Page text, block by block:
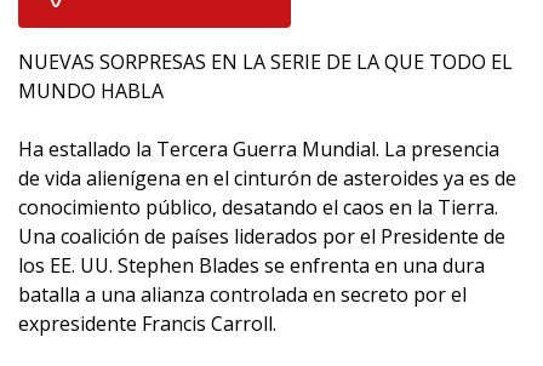
NUEVAS SORPRESAS EN LA SERIE DE LA QUE TODO EL
MUNDO HABLA
Ha estallado la Tercera Guerra Mundial. La presencia
de vida alienígena en el cinturón de asteroides ya es de
conocimiento público, desatando el caos en la Tierra.
Una coalición de países liderados por el Presidente de
los EE. UU. Stephen Blades se enfrenta en una dura
batalla a una alianza controlada en secreto por el
expresidente Francis Carroll.